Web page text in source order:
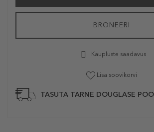
BRONEERI
Kaupluste saadavus
Lisa soovikorvi
TASUTA TARNE DOUGLASE